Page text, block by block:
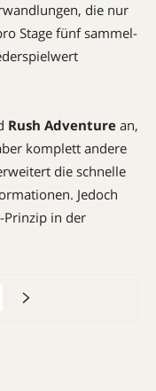
die nur
Stage fünf sammel­
Rush Adventure an,
komplett andere
die schnelle
Jedoch
Prinzip in der